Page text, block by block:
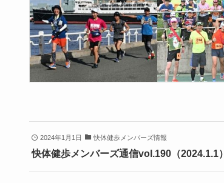
2024年1月1日 快体健歩メンバーズ情報
快体健歩メンバーズ通信vol.190（2024.1.1）